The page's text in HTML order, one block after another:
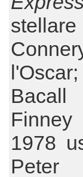
1978
Peter